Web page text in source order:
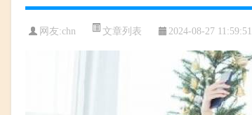
网友:chn 文章列表 2024-08-27 11:59:51